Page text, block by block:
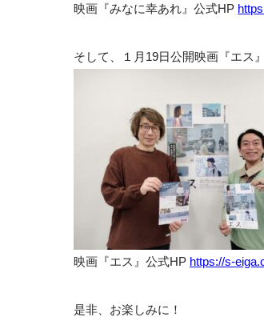
映画『みなに幸あれ』公式HP
そして、１月19日公開映画『エス
映画『エス』公式HP https://s-
是非、お楽しみに！